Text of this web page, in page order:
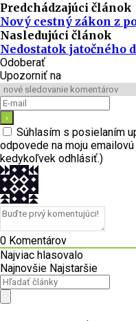
Predchádzajúci článok
Nový cestný zákon z
Nasledujúci článok
Nedostatok jatočného
Odoberať
Upozorniť na
Súhlasím s posielaním
odpovede na moju
kedykoľvek odhlásiť.)
0 Komentárov
Najviac hlasovalo
Najnovšie Najstaršie